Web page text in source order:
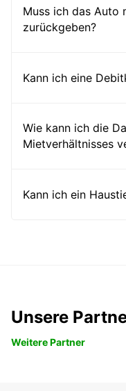
Muss ich das Auto
zurückgeben?
Kann ich eine
Wie kann ich die
Mietverhältnisses
Kann ich ein
Unsere
Weitere Partner